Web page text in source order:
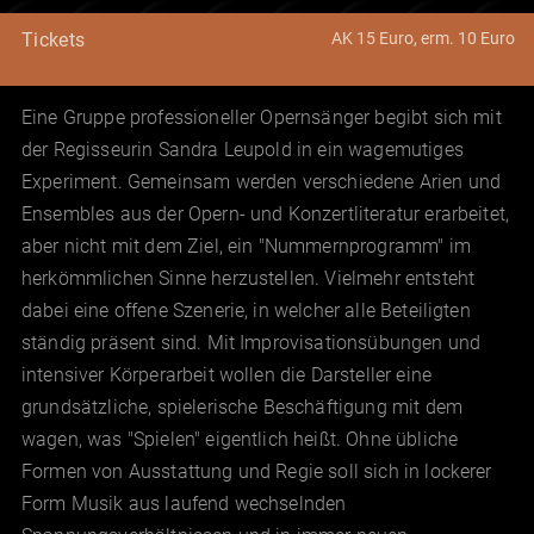
Tickets AK 15 Euro, erm. 10 Euro
Eine Gruppe professioneller Opernsänger begibt sich mit
der Regisseurin Sandra Leupold in ein wagemutiges
Experiment. Gemeinsam werden verschiedene Arien und
Ensembles aus der Opern- und Konzertliteratur erarbeitet,
aber nicht mit dem Ziel, ein "Nummernprogramm" im
herkömmlichen Sinne herzustellen. Vielmehr entsteht
dabei eine offene Szenerie, in welcher alle Beteiligten
ständig präsent sind. Mit Improvisationsübungen und
intensiver Körperarbeit wollen die Darsteller eine
grundsätzliche, spielerische Beschäftigung mit dem
wagen, was "Spielen" eigentlich heißt. Ohne übliche
Formen von Ausstattung und Regie soll sich in lockerer
Form Musik aus laufend wechselnden